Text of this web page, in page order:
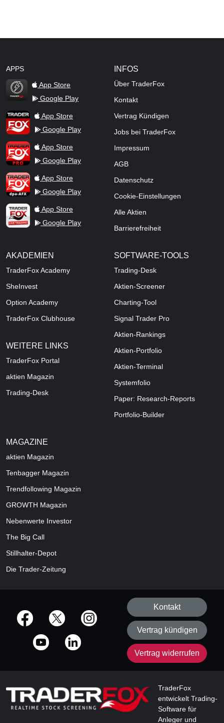
APPS
TraderFox Flash
App Store
Google Play
TraderFox AppApp Store
Google Play
TraderFox ProApp Store
Google Play
TraderFox dpa-AFX ProFeed
App Store
Google Play
TraderFox Live Trading
App Store
Google Play
INFOS
Über TraderFox
Kontakt
Vertrag Kündigen
Jobs bei TraderFox
Impressum
AGB
Datenschutz
Cookie-Einstellungen
Alle Aktien
Barrierefreiheit
AKADEMIEN
TraderFox Academy
SheInvest
Option Academy
TraderFox Clubhouse
WEITERE LINKS
TraderFox Portal
aktien Magazin
Trading-Desk
SOFTWARE-TOOLS
Trading-Desk
Aktien-Screener
Charting-Tool
Signal Trader Pro
Aktien-Rankings
Aktien-Portfolio
Aktien-Terminal
Systemfolio
Paper: Research-Reports
Portfolio-Builder
MAGAZINE
aktien Magazin
Tenbagger Magazin
Trendfollowing Magazin
GROWTH Magazin
Nebenwerte Investor
The Big Call
Stillhalter-Depot
Die Trader-Zeitung
offizielle Social Media-Accounts
Kontakt
Vertrag kündigen
Vertrag widerrufen
TraderFox
entwickelt Trading-
Software für
Anleger und